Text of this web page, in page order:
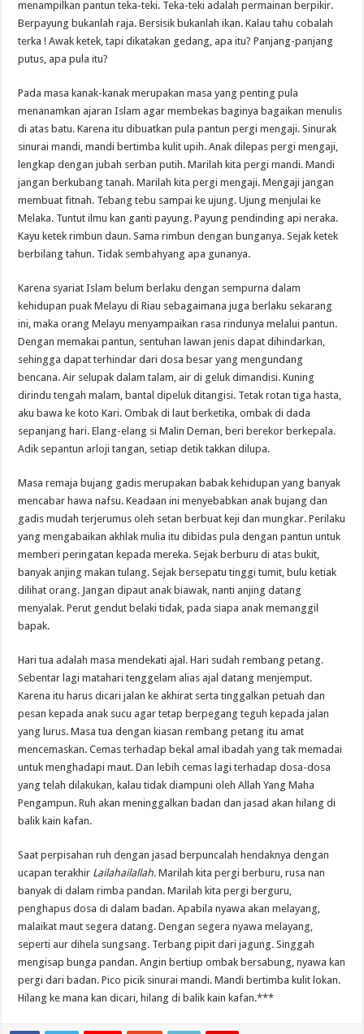
menampilkan pantun teka-teki. Teka-teki adalah permainan berpikir.
Berpayung bukanlah raja. Bersisik bukanlah ikan. Kalau tahu cobalah
terka ! Awak ketek, tapi dikatakan gedang, apa itu? Panjang-panjang
putus, apa pula itu?
Pada masa kanak-kanak merupakan masa yang penting pula
menanamkan ajaran Islam agar membekas baginya bagaikan menulis
di atas batu. Karena itu dibuatkan pula pantun pergi mengaji. Sinurak
sinurai mandi, mandi bertimba kulit upih. Anak dilepas pergi mengaji,
lengkap dengan jubah serban putih. Marilah kita pergi mandi. Mandi
jangan berkubang tanah. Marilah kita pergi mengaji. Mengaji jangan
membuat fitnah. Tebang tebu sampai ke ujung. Ujung menjulai ke
Melaka. Tuntut ilmu kan ganti payung. Payung pendinding api neraka.
Kayu ketek rimbun daun. Sama rimbun dengan bunganya. Sejak ketek
berbilang tahun. Tidak sembahyang apa gunanya.
Karena syariat Islam belum berlaku dengan sempurna dalam
kehidupan puak Melayu di Riau sebagaimana juga berlaku sekarang
ini, maka orang Melayu menyampaikan rasa rindunya melalui pantun.
Dengan memakai pantun, sentuhan lawan jenis dapat dihindarkan,
sehingga dapat terhindar dari dosa besar yang mengundang
bencana. Air selupak dalam talam, air di geluk dimandisi. Kuning
dirindu tengah malam, bantal dipeluk ditangisi. Tetak rotan tiga hasta,
aku bawa ke koto Kari. Ombak di laut berketika, ombak di dada
sepanjang hari. Elang-elang si Malin Deman, beri berekor berkepala.
Adik sepantun arloji tangan, setiap detik takkan dilupa.
Masa remaja bujang gadis merupakan babak kehidupan yang banyak
mencabar hawa nafsu. Keadaan ini menyebabkan anak bujang dan
gadis mudah terjerumus oleh setan berbuat keji dan mungkar. Perilaku
yang mengabaikan akhlak mulia itu dibidas pula dengan pantun untuk
memberi peringatan kepada mereka. Sejak berburu di atas bukit,
banyak anjing makan tulang. Sejak bersepatu tinggi tumit, bulu ketiak
dilihat orang. Jangan dipaut anak biawak, nanti anjing datang
menyalak. Perut gendut belaki tidak, pada siapa anak memanggil
bapak.
Hari tua adalah masa mendekati ajal. Hari sudah rembang petang.
Sebentar lagi matahari tenggelam alias ajal datang menjemput.
Karena itu harus dicari jalan ke akhirat serta tinggalkan petuah dan
pesan kepada anak sucu agar tetap berpegang teguh kepada jalan
yang lurus. Masa tua dengan kiasan rembang petang itu amat
mencemaskan. Cemas terhadap bekal amal ibadah yang tak memadai
untuk menghadapi maut. Dan lebih cemas lagi terhadap dosa-dosa
yang telah dilakukan, kalau tidak diampuni oleh Allah Yang Maha
Pengampun. Ruh akan meninggalkan badan dan jasad akan hilang di
balik kain kafan.
Saat perpisahan ruh dengan jasad berpuncalah hendaknya dengan
ucapan terakhir Lailahailallah. Marilah kita pergi berburu, rusa nan
banyak di dalam rimba pandan. Marilah kita pergi berguru,
penghapus dosa di dalam badan. Apabila nyawa akan melayang,
malaikat maut segera datang. Dengan segera nyawa melayang,
seperti aur dihela sungsang. Terbang pipit dari jagung. Singgah
mengisap bunga pandan. Angin bertiup ombak bersabung, nyawa kan
pergi dari badan. Pico picik sinurai mandi. Mandi bertimba kulit lokan.
Hilang ke mana kan dicari, hilang di balik kain kafan.***